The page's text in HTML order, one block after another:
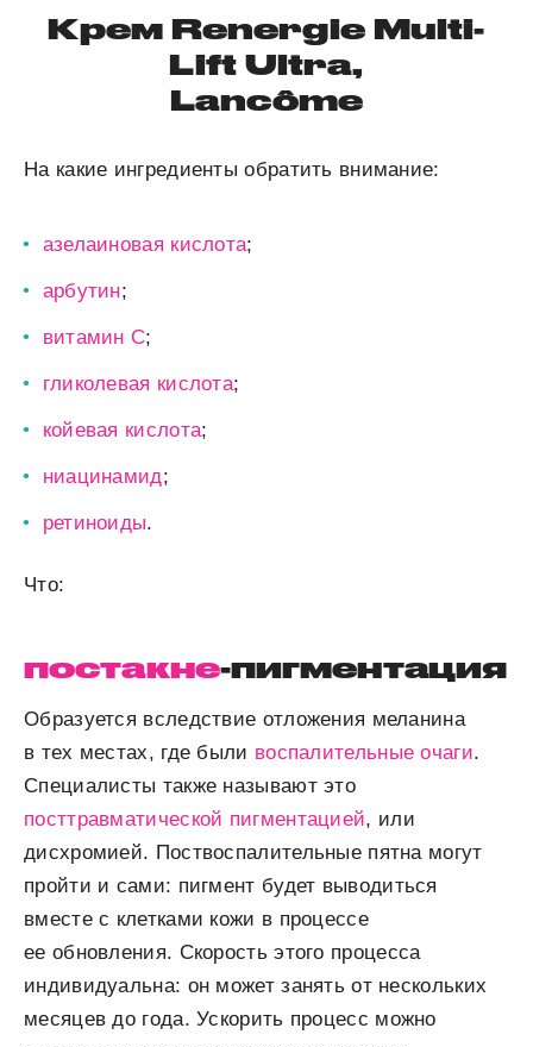
Крем Renergie Multi-
Lift Ultra,
Lancôme
На какие ингредиенты обратить внимание:
азелаиновая кислота;
арбутин;
витамин C;
гликолевая кислота;
койевая кислота;
ниацинамид;
ретиноиды.
Что:
постакне-пигментация
Образуется вследствие отложения меланина
в тех местах, где были воспалительные очаги.
Специалисты также называют это
посттравматической пигментацией, или
дисхромией. Поствоспалительные пятна могут
пройти и сами: пигмент будет выводиться
вместе с клетками кожи в процессе
ее обновления. Скорость этого процесса
индивидуальна: он может занять от нескольких
месяцев до года. Ускорить процесс можно